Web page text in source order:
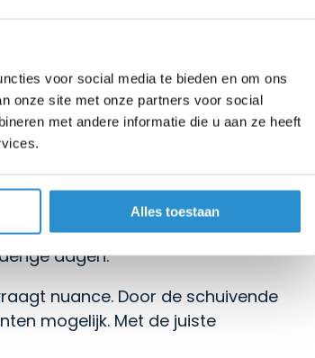
voor social media te bieden en om ons
onze site met onze partners voor social
met andere informatie die u aan ze heeft
Alles toestaan
helpt om regenwater weg
rails voorzien van een
van de wand wordt afgevoerd.
panelen vormen samen een fysieke
luchtstromen onder je
dagen.
nuance. Door de schuivende
mogelijk. Met de juiste